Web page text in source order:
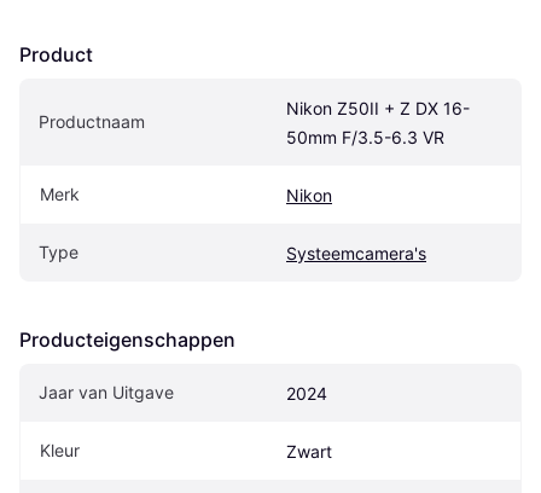
Product
Productnaam
Nikon Z50II + Z DX 16-
50mm F/3.5-6.3 VR
Merk Nikon
Type Systeemcamera's
Producteigenschappen
Jaar van Uitgave 2024
Kleur Zwart